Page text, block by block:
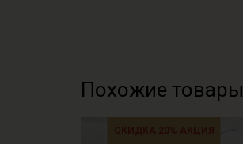
Похожие товары